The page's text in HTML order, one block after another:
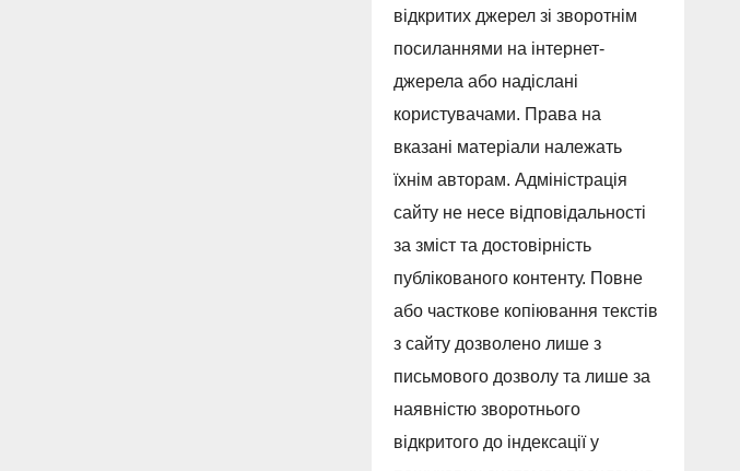
відкритих джерел зі зворотнім
посиланнями на інтернет-
джерела або надіслані
користувачами. Права на
вказані матеріали належать
їхнім авторам. Адміністрація
сайту не несе відповідальності
за зміст та достовірність
публікованого контенту. Повне
або часткове копіювання текстів
з сайту дозволено лише з
письмового дозволу та лише за
наявністю зворотнього
відкритого до індексації у